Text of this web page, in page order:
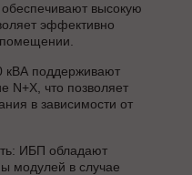
высокую
эффективно
помещении.
поддерживают
N+X, что позволяет
в зависимости от
ИБП обладают
модулей в случае